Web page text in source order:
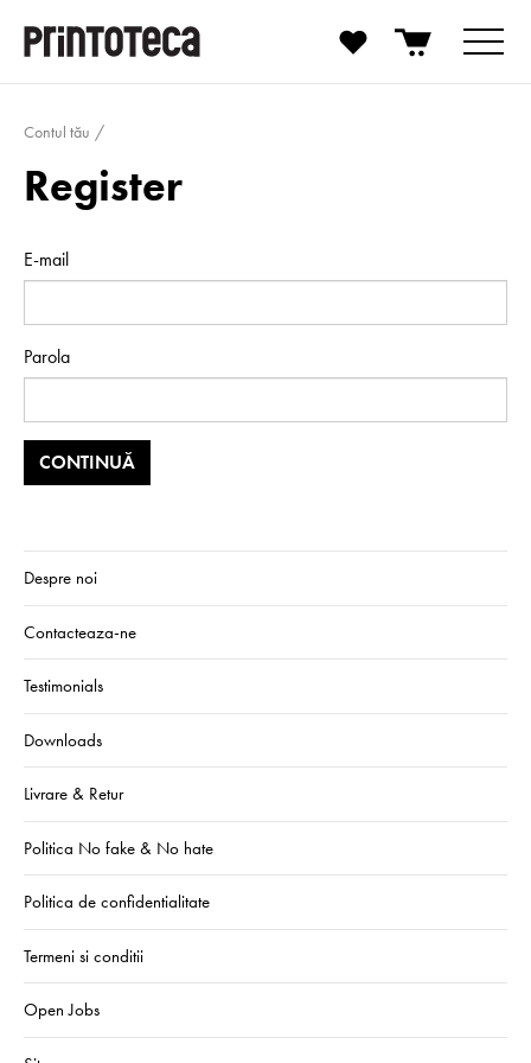
Contul tău
Register
E-mail
Parola
Despre noi
Contacteaza-ne
Testimonials
Downloads
Livrare & Retur
Politica No fake & No hate
Politica de confidentialitate
Termeni si conditii
Open Jobs